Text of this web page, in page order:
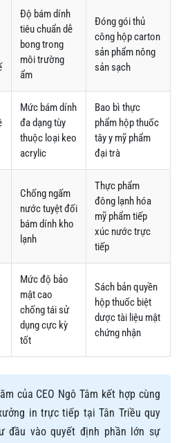
Độ bám dính
tiêu chuẩn dễ
bong trong
môi trường
ẩm
Đóng gói thủ
công hộp carton
sản phẩm nông
sản sạch
Mức bám dính
đa dạng tùy
thuộc loại keo
acrylic
Bao bì thực
phẩm hộp thuốc
tây y mỹ phẩm
đại trà
Chống ngấm
nước tuyệt đối
bám dính kho
lạnh
Thực phẩm
đông lạnh hóa
mỹ phẩm tiếp
xúc nước trực
tiếp
Mức độ bảo
mật cao
chống tái sử
dụng cực kỳ
tốt
Sách bản quyền
hộp thuốc biệt
dược tài liệu mật
chứng nhận
của CEO Ngô Tâm kết hợp cùng
in trực tiếp tại Tân Triều quy
đầu vào quyết định phần lớn sự